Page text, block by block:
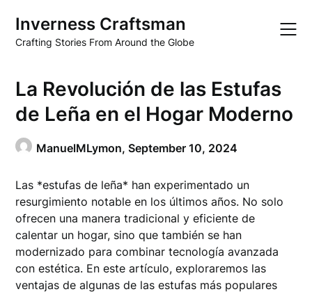
content
Inverness Craftsman
Crafting Stories From Around the Globe
La Revolución de las Estufas
de Leña en el Hogar Moderno
ManuelMLymon,September 10, 2024
Las *estufas de leña* han experimentado un
resurgimiento notable en los últimos años. No solo
ofrecen una manera tradicional y eficiente de
calentar un hogar, sino que también se han
modernizado para combinar tecnología avanzada
con estética. En este artículo, exploraremos las
ventajas de algunas de las estufas más populares